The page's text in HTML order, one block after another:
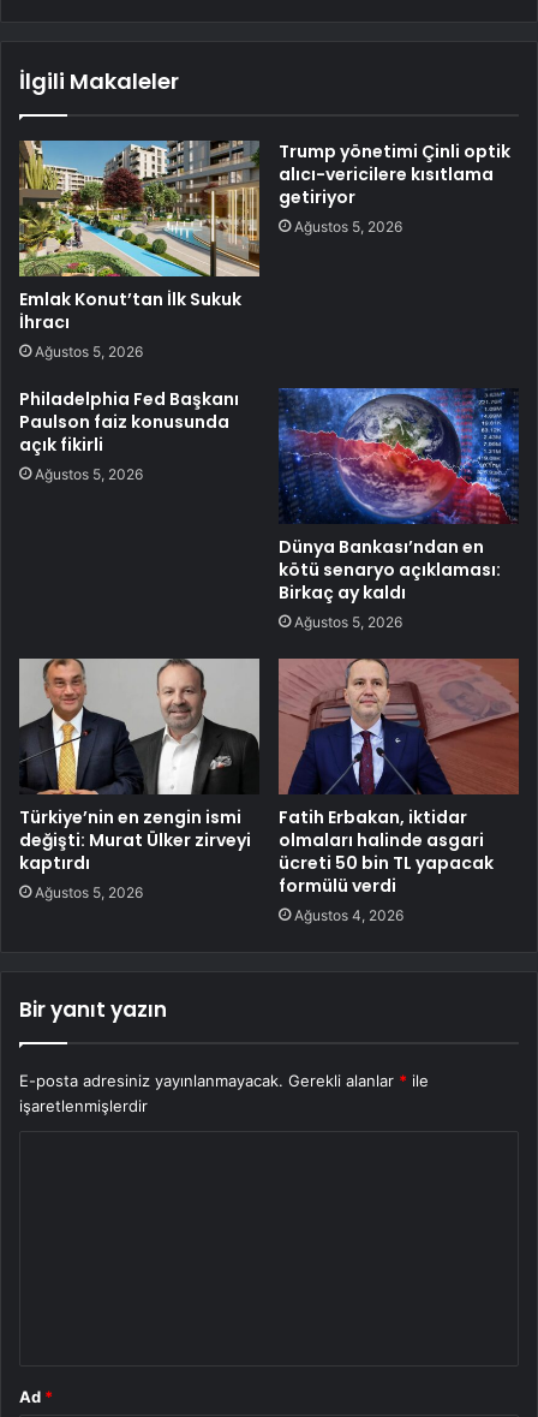
İlgili Makaleler
Emlak Konut’tan İlk Sukuk
İhracı
Ağustos 5, 2026
Trump yönetimi Çinli optik
alıcı-vericilere kısıtlama
getiriyor
Ağustos 5, 2026
Philadelphia Fed Başkanı
Paulson faiz konusunda
açık fikirli
Ağustos 5, 2026
Dünya Bankası’ndan en
kötü senaryo açıklaması:
Birkaç ay kaldı
Ağustos 5, 2026
Türkiye’nin en zengin ismi
değişti: Murat Ülker zirveyi
kaptırdı
Ağustos 5, 2026
Fatih Erbakan, iktidar
olmaları halinde asgari
ücreti 50 bin TL yapacak
formülü verdi
Ağustos 4, 2026
Bir yanıt yazın
E-posta adresiniz yayınlanmayacak. Gerekli alanlar * ile
işaretlenmişlerdir
Ad *